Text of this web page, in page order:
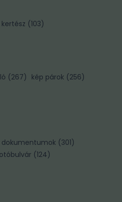
(103)
(267) kép párok (256)
(301)
(124)